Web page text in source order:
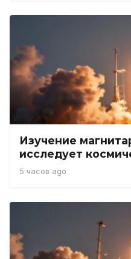
Изучение
исследует
5 часов ago